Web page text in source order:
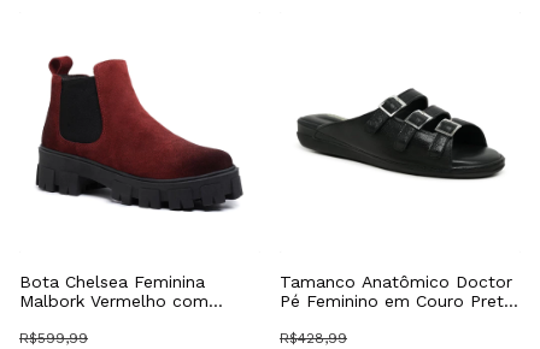
Bota Chelsea Feminina
Malbork Vermelho com
R$599,99
Tamanco Anatômico Doctor
Pé Feminino em Couro Preto
R$428,99